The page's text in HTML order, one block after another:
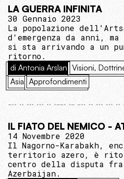
LA GUERRA INFINITA
30 Gennaio 2023
La popolazione
d'emergenza da anni,
si sta arrivando a un
ritorno.
di Antonia Arslan Visioni,
Asia Approfondimenti
IL FIATO DEL NEMICO -
14 Novembre 2020
Il Nagorno-Karabakh,
territorio azero, è
centro della disputa fra
Azerbaijan.